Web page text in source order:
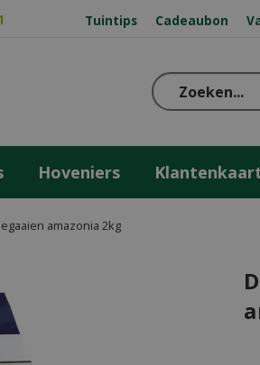
amazonia 2kg
Tuintips Cadeaubon
Hoveniers